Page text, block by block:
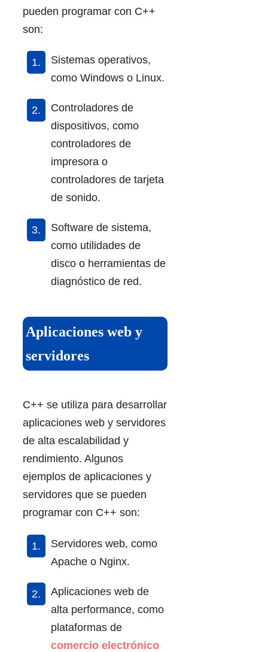
pueden programar con C++
son:
Sistemas operativos,
como Windows o Linux.
Controladores de
dispositivos, como
controladores de
impresora o
controladores de tarjeta
de sonido.
Software de sistema,
como utilidades de
disco o herramientas de
diagnóstico de red.
Aplicaciones web y
servidores
C++ se utiliza para desarrollar
aplicaciones web y servidores
de alta escalabilidad y
rendimiento. Algunos
ejemplos de aplicaciones y
servidores que se pueden
programar con C++ son:
Servidores web, como
Apache o Nginx.
Aplicaciones web de
alta performance, como
plataformas de
comercio electrónico